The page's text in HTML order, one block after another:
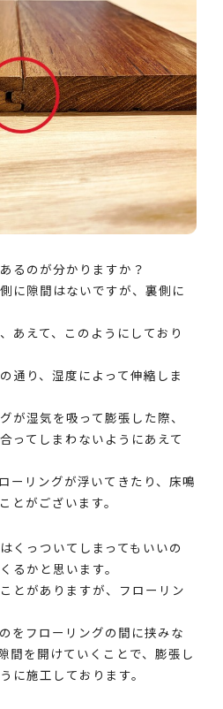
るのが分かりますか？
に隙間はないですが、裏側に
あえて、このようにしており
通り、湿度によって伸縮しま
が湿気を吸って膨張した際、
ってしまわないようにあえて
ーリングが浮いてきたり、床鳴
とがございます。
くっついてしまってもいいの
るかと思います。
とがありますが、フローリン
をフローリングの間に挟みな
間を開けていくことで、膨張し
に施工しております。